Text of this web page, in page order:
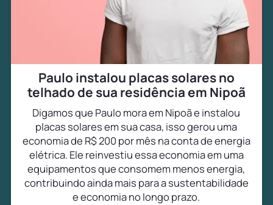
Paulo instalou placas solares no
telhado de sua residência em Nipoã
Digamos que Paulo mora em Nipoã e instalou
placas solares em sua casa, isso gerou uma
economia de R$ 200 por mês na conta de energia
elétrica. Ele reinvestiu essa economia em uma
equipamentos que consomem menos energia,
contribuindo ainda mais para a sustentabilidade
e economia no longo prazo.